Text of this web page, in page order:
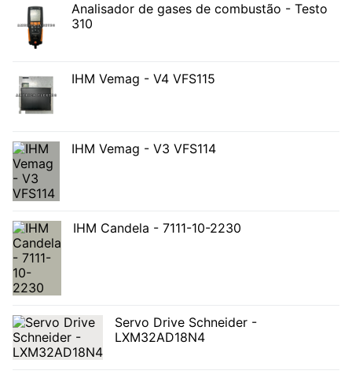
Analisador de gases de combustão - Testo
310
IHM Vemag - V4 VFS115
IHM Vemag - V3 VFS114
IHM Candela - 7111-10-2230
Servo Drive Schneider -
LXM32AD18N4